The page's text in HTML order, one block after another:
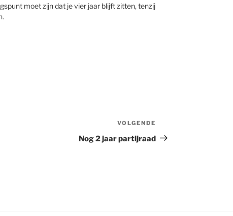
moet zijn dat je vier jaar blijft zitten, tenzij
bericht
VOLGENDE
Nog 2 jaar partijraad